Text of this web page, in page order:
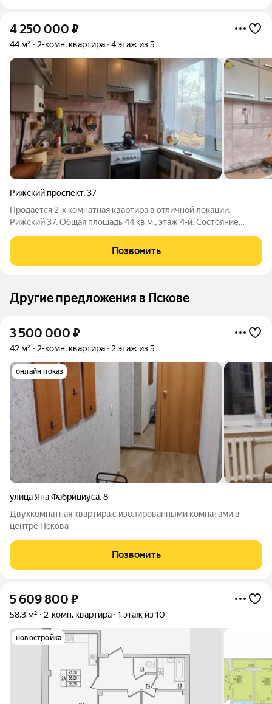
4 250 000 ₽
44 м² 2-комн. квартира 4 этаж из 5
Рижский проспект,37
Продаётся 2-х комнатная квартира в отличной локации,
Рижский 37. Общая площадь 44 кв.м., этаж 4-й. Состояние
(застеклён). Остаётся кухонный гарнитур, прихожая, шкаф.
Комнаты раздельные, 13,8+12,9
Позвонить
Другие предложения в Пскове
3 500 000 ₽
42 м² 2-комн. квартира 2 этаж из 5
онлайн показ
улица Яна Фабрициуса,8
Двухкомнатная квартира с изолированными комнатами в
центре Пскова
Позвонить
5 609 800 ₽
58,3 м² 2-комн. квартира 1 этаж из 10
новостройка